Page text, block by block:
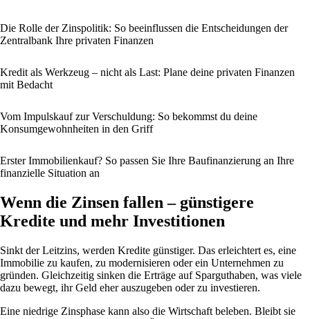
Die Rolle der Zinspolitik: So beeinflussen die Entscheidungen der
Zentralbank Ihre privaten Finanzen
Kredit als Werkzeug – nicht als Last: Plane deine privaten Finanzen
mit Bedacht
Vom Impulskauf zur Verschuldung: So bekommst du deine
Konsumgewohnheiten in den Griff
Erster Immobilienkauf? So passen Sie Ihre Baufinanzierung an Ihre
finanzielle Situation an
Wenn die Zinsen fallen – günstigere
Kredite und mehr Investitionen
Sinkt der Leitzins, werden Kredite günstiger. Das erleichtert es, eine
Immobilie zu kaufen, zu modernisieren oder ein Unternehmen zu
gründen. Gleichzeitig sinken die Erträge auf Sparguthaben, was viele
dazu bewegt, ihr Geld eher auszugeben oder zu investieren.
Eine niedrige Zinsphase kann also die Wirtschaft beleben. Bleibt sie